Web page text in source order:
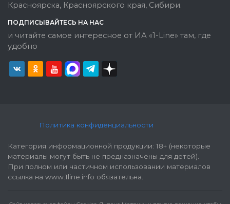
Красноярска, Красноярского края, Сибири.
ПОДПИСЫВАЙТЕСЬ НА НАС
и читайте самое интересное от ИА «1-Line» там, где
удобно
Политика конфиденциальности
Категория информационной продукции: 18+ (некоторые
материалы могут быть не предназначены для детей).
При полном или частичном использовании материалов
ссылка на www.1line.info обязательна.